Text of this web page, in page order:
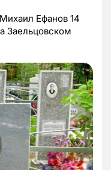
Ефанов 14
Заельцовском